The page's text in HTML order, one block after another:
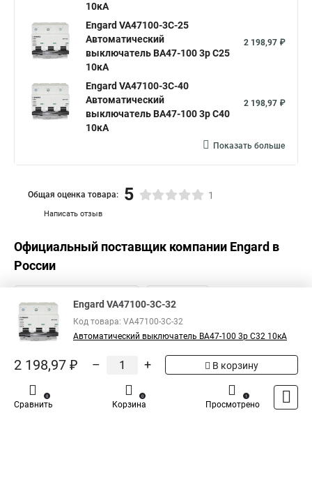
10кА
Engard VA47100-3C-25
Автоматический
выключатель ВА47-100 3р C25
10кА
2 198,97 ₽
Engard VA47100-3C-40
Автоматический
выключатель ВА47-100 3р C40
10кА
2 198,97 ₽
Показать больше
Написать отзыв
Общая оценка товара: 5 1
Официальный поставщик компании Engard в
России
Engard VA47100-3C-32
Код товара: VA47100-3C-32
Автоматический выключатель ВА47-100 3р C32 10кА
2 198,97 ₽ – + В корзину
Сравнить
0
Корзина
0
Просмотрено
1